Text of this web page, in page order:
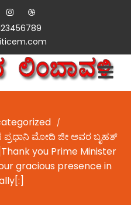
/
ಪ್ರಧಾನಿ ಮೋದಿ ಜೀ ಅವರ ಬೃಹತ್
you Prime Minister
gracious presence in